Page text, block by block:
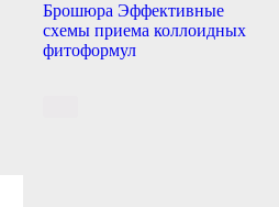
Брошюра Эффективные
схемы приема коллоидных
фитоформул